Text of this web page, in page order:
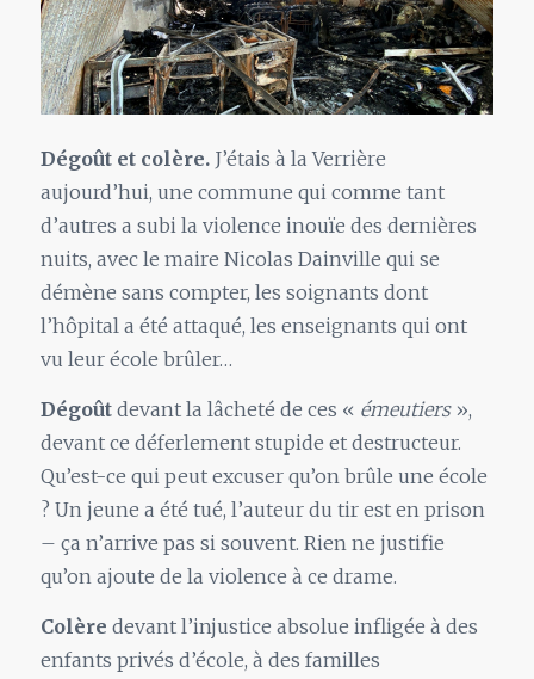
Dégoût et colère.J’étais à la Verrière
aujourd’hui, une commune qui comme tant
d’autres a subi la violence inouïe des dernières
nuits, avec le maire Nicolas Dainville qui se
démène sans compter, les soignants dont
l’hôpital a été attaqué, les enseignants qui ont
vu leur école brûler…
Dégoûtdevant la lâcheté de ces « émeutiers»,
devant ce déferlement stupide et destructeur.
Qu’est-ce qui peut excuser qu’on brûle une école
? Un jeune a été tué, l’auteur du tir est en prison
– ça n’arrive pas si souvent. Rien ne justifie
qu’on ajoute de la violence à ce drame.
Colère devant l’injustice absolue infligée à des
enfants privés d’école, à des familles